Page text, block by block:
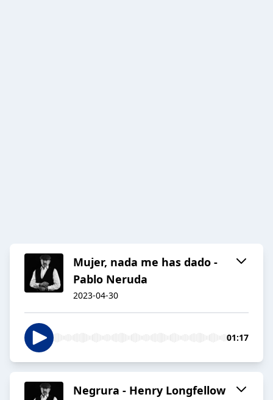
Mujer, nada me has dado -
Pablo Neruda
2023-04-30
01:17
Negrura - Henry Longfellow